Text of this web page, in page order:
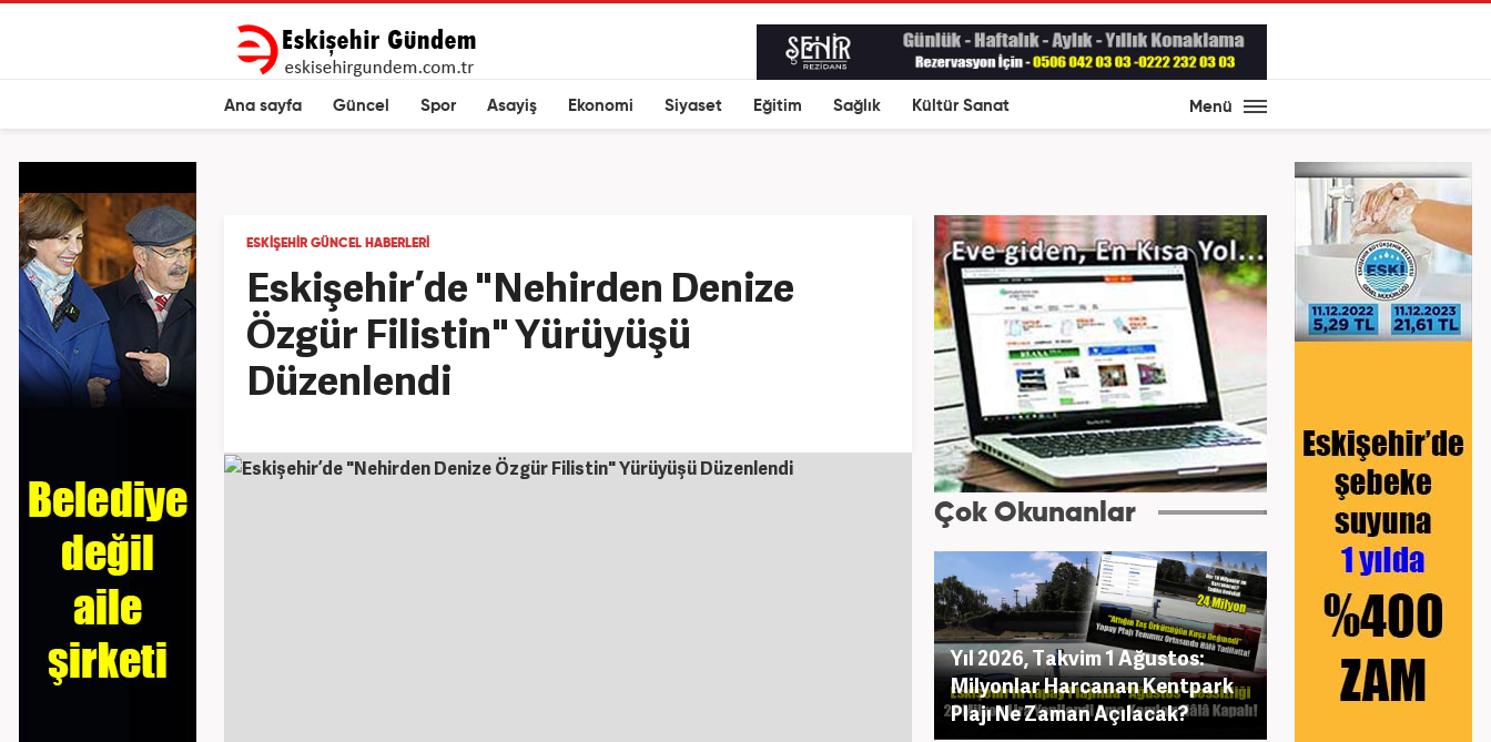
Ana sayfa Güncel Spor Asayiş Ekonomi Siyaset Eğitim Sağlık Kültür Sanat Menü
ESKIŞEHIR GÜNCEL HABERLERI
Eskişehir’de "Nehirden Denize
Özgür Filistin" Yürüyüşü
Düzenlendi
Çok Okunanlar
Yıl 2026, Takvim 1 Ağustos:
Milyonlar Harcanan Kentpark
Plajı Ne Zaman Açılacak?